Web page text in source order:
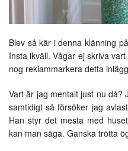
Blev så kär i denna klänning
Insta ikväll. Vågar ej skriva
nog reklammarkera detta
Vart är jag mentalt just nu då?
samtidigt så försöker jag
Han styr det mesta med
kan man säga. Ganska trötta